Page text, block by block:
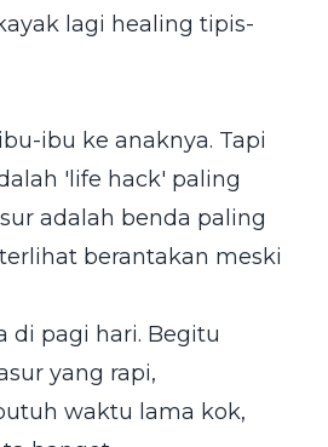
lagi healing tipis-
ibu ke anaknya. Tapi
'life hack' paling
adalah benda paling
berantakan meski
di pagi hari. Begitu
yang rapi,
waktu lama kok,